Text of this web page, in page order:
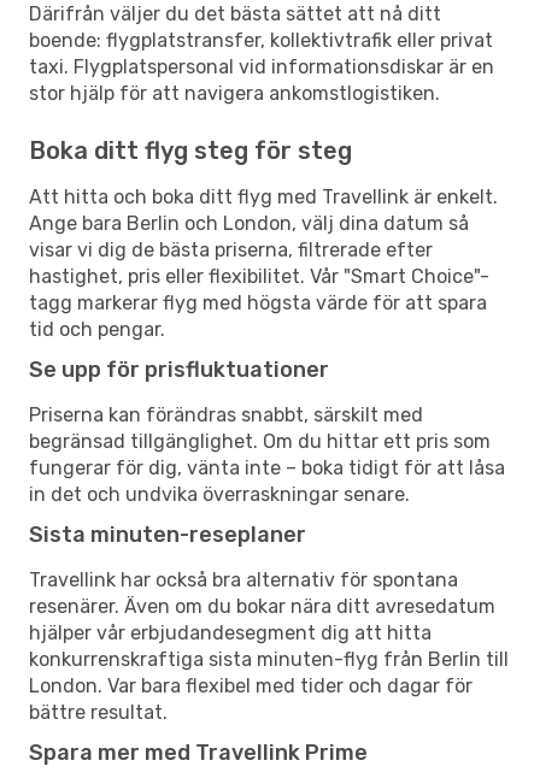
Därifrån väljer du det bästa sättet att nå ditt
boende: flygplatstransfer, kollektivtrafik eller privat
taxi. Flygplatspersonal vid informationsdiskar är en
stor hjälp för att navigera ankomstlogistiken.
Boka ditt flyg steg för steg
Att hitta och boka ditt flyg med Travellink är enkelt.
Ange bara Berlin och London, välj dina datum så
visar vi dig de bästa priserna, filtrerade efter
hastighet, pris eller flexibilitet. Vår "Smart Choice"-
tagg markerar flyg med högsta värde för att spara
tid och pengar.
Se upp för prisfluktuationer
Priserna kan förändras snabbt, särskilt med
begränsad tillgänglighet. Om du hittar ett pris som
fungerar för dig, vänta inte – boka tidigt för att låsa
in det och undvika överraskningar senare.
Sista minuten-reseplaner
Travellink har också bra alternativ för spontana
resenärer. Även om du bokar nära ditt avresedatum
hjälper vår erbjudandesegment dig att hitta
konkurrenskraftiga sista minuten-flyg från Berlin till
London. Var bara flexibel med tider och dagar för
bättre resultat.
Spara mer med Travellink Prime